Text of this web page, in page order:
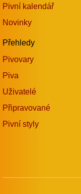
Pivní kalendář
Novinky
Přehledy
Pivovary
Piva
Uživatelé
Připravované
Pivní styly